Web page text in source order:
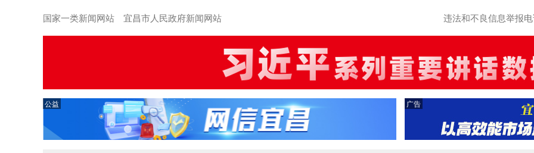
国家一类新闻网站 宜昌市人民政府新闻网站 违法和不良信息举报
公益 广告